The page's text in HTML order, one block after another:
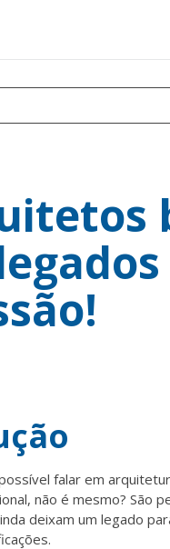
de pesquisa com
falar em
não é mesmo? São
deixam um legado